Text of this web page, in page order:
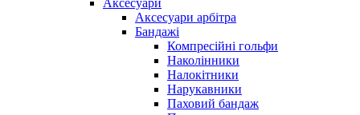
Аксесуари
Аксесуари арбітра
Бандажі
Компресійні гольфи
Наколінники
Налокітники
Нарукавники
Паховий бандаж